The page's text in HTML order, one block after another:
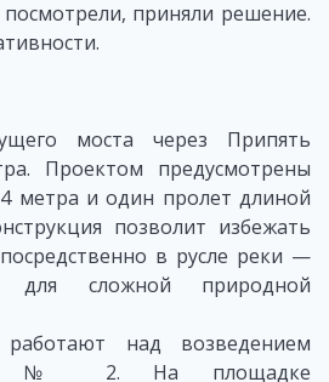
приняли решение.
моста через Припять
Проектом предусмотрены
метра и один пролет длиной
позволит избежать
в русле реки —
для сложной природной
работают над возведением
№ 2. На площадке